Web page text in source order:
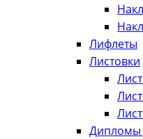
Лифлеты
Листовки
Дипломы